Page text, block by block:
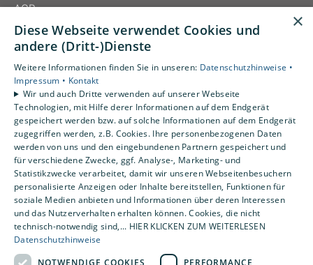
AGB
Unsere Bereiche
Gewerbekunden
Karriere
Unternehmen
Kontakt
×
Diese Webseite verwendet Cookies und
andere (Dritt-)Dienste
Weitere Informationen finden Sie in unseren: Datenschutzhinweise •
Impressum • Kontakt
Wir und auch Dritte verwenden auf unserer Webseite
Technologien, mit Hilfe derer Informationen auf dem Endgerät
gespeichert werden bzw. auf solche Informationen auf dem Endgerät
zugegriffen werden, z.B. Cookies. Ihre personenbezogenen Daten
werden von uns und den eingebundenen Partnern gespeichert und
für verschiedene Zwecke, ggf. Analyse-, Marketing- und
Statistikzwecke verarbeitet, damit wir unseren Webseitenbesuchern
personalisierte Anzeigen oder Inhalte bereitstellen, Funktionen für
soziale Medien anbieten und Informationen über deren Interessen
und das Nutzerverhalten erhalten können. Cookies, die nicht
technisch-notwendig sind,... HIER KLICKEN ZUM WEITERLESEN
Datenschutzhinweise
NOTWENDIGE COOKIES
PERFORMANCE